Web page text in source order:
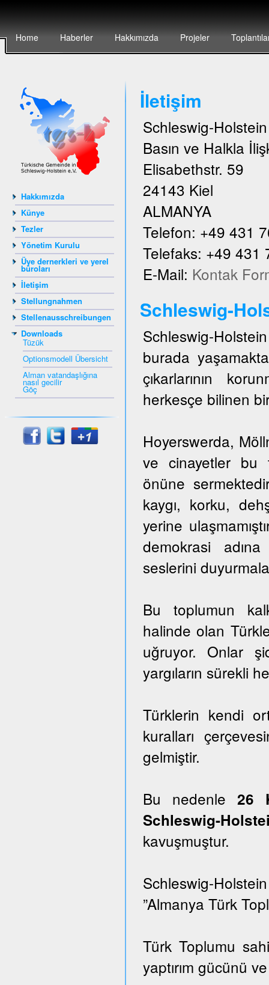
Home Haberler Hakkımızda Projeler
Hakkımızda
Künye
Tezler
Yönetim Kurulu
Üye dernerkleri ve yerel
büroları
İletişim
Stellungnahmen
Stellenausschreibungen
Downloads
Tüzük
Optionsmodell Übersicht
Alman vatandaşlığına
nasıl gecilir
Göç
İletişim
Schleswig-
Basın ve Halkla
Elisabethstr. 59
24143 Kiel
ALMANYA
Telefon: +49 431
Telefaks: +49 431
E-Mail: Kontak
Schleswig-
Schleswig-
burada
çıkarlarının
herkesçe bilinen
Hoyerswerda,
ve cinayetler bu
önüne
kaygı, korku,
yerine
demokrasi
seslerini
Bu toplumun
halinde olan
uğruyor. Onlar
yargıların sürekli
Türklerin kendi
kuralları
gelmiştir.
Bu nedenle26
Schleswig-
kavuşmuştur.
Schleswig-
”Almanya Türk
Türk Toplumu
yaptırım gücünü